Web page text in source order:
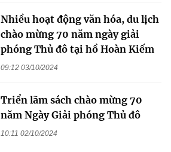
Nhiều hoạt động văn hóa, du lịch
chào mừng 70 năm ngày giải
phóng Thủ đô tại hồ Hoàn Kiếm
09:12 03/10/2024
Triển lãm sách chào mừng 70
năm Ngày Giải phóng Thủ đô
10:11 02/10/2024